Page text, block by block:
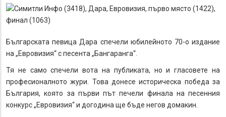
Българската певица Дара спечели юбилейното 70-о издание
на „Евровизия“ с песента „Бангаранга“.
Тя не само спечели вота на публиката, но и гласовете на
професионалното жури. Това донесе историческа победа за
България, която за първи път печели финала на песенния
конкурс „Евровизия“ и догодина ще бъде негов домакин.